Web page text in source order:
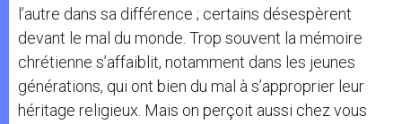
l’autre dans sa différence ; certains désespèrent
devant le mal du monde. Trop souvent la mémoire
chrétienne s’affaiblit, notamment dans les jeunes
générations, qui ont bien du mal à s’approprier leur
héritage religieux. Mais on perçoit aussi chez vous